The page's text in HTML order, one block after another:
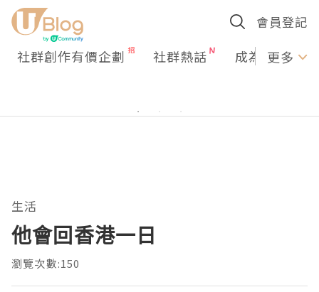
會員登記
社群創作有價企劃 社群熱話 成為U更多
生活
他會回香港一日
瀏覽次數:150